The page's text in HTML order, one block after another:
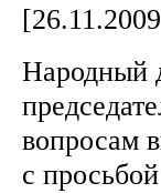
Народный
вопросам
с